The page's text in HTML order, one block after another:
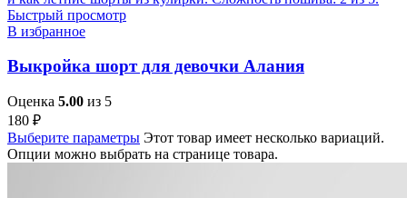
Быстрый просмотр
В избранное
Выкройка шорт для девочки Алания
Оценка 5.00 из 5
180 ₽
Выберите параметры Этот товар имеет несколько вариаций.
Опции можно выбрать на странице товара.